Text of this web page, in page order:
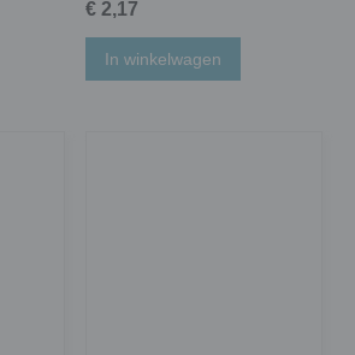
€ 2,17
In winkelwagen